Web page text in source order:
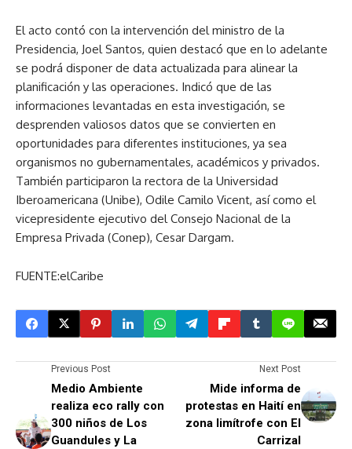
El acto contó con la intervención del ministro de la
Presidencia, Joel Santos, quien destacó que en lo adelante
se podrá disponer de data actualizada para alinear la
planificación y las operaciones. Indicó que de las
informaciones levantadas en esta investigación, se
desprenden valiosos datos que se convierten en
oportunidades para diferentes instituciones, ya sea
organismos no gubernamentales, académicos y privados.
También participaron la rectora de la Universidad
Iberoamericana (Unibe), Odile Camilo Vicent, así como el
vicepresidente ejecutivo del Consejo Nacional de la
Empresa Privada (Conep), Cesar Dargam.
FUENTE:elCaribe
Previous Post
Medio Ambiente
realiza eco rally con
300 niños de Los
Guandules y La
Next Post
Mide informa de
protestas en Haití en
zona limítrofe con El
Carrizal